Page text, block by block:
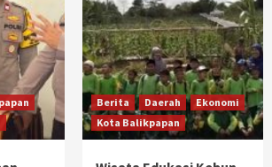
Berita Daerah
Ekonomi
Kota Balikpapan